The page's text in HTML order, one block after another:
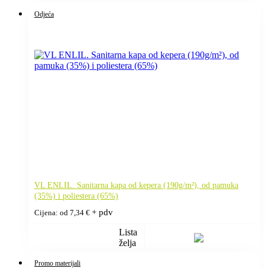
Odjeća
VL ENLIL. Sanitarna kapa od kepera (190g/m²), od pamuka
(35%) i poliestera (65%)
Cijena: od 7,34 € + pdv
Lista
želja
Promo materijali